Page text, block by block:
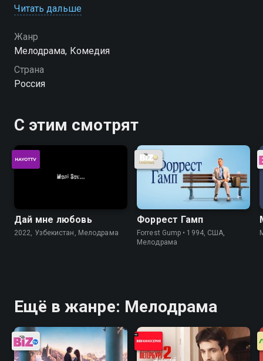
неожиданно узнаёт свою первую любовь
Читать дальше
Жанр
Мелодрама, Комедия
Страна
Россия
С этим смотрят
Дай мне любовь
2022, Узбекистан, Мелодрама
Форрест Гамп
Forrest Gump • 1994, США,
Мелодрама
Ещё в жанре: Мелодрама